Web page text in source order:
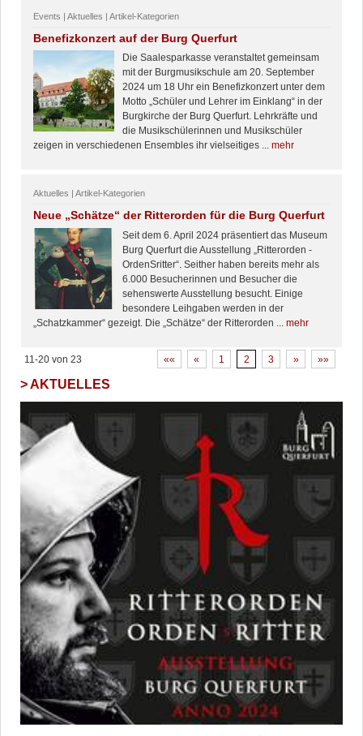
Events | Aktuelles | Artikel-Kategorien
Benefizkonzert auf der Burg Querfurt
Die Saalesparkasse veranstaltet gemeinsam
mit der Burgmusikschule am 20. September
2024 um 18 Uhr ein Benefizkonzert unter dem
Motto „Schüler und Lehrer im Einklang“ in der
Burgkirche der Burg Querfurt. Lehrkräfte und
die Musikschülerinnen und Musikschüler
zeigen in verschiedenen Ensembles ihr vielseitiges ... mehr
Aktuelles | Artikel-Kategorien
Neue „Schätze“ der Ritterorden für die Burg Querfurt
Seit dem 6. April 2024 präsentiert das Museum
Burg Querfurt die Ausstellung „Ritterorden -
OrdenSritter“. Seither haben bereits mehr als
6.000 Besucherinnen und Besucher die
sehenswerte Ausstellung besucht. Einige
besondere Leihgaben werden in der
„Schatzkammer“ gezeigt. Die „Schätze“ der Ritterorden ... mehr
11-20 von 23 «« « 1 2 3 » »»
AKTUELLES